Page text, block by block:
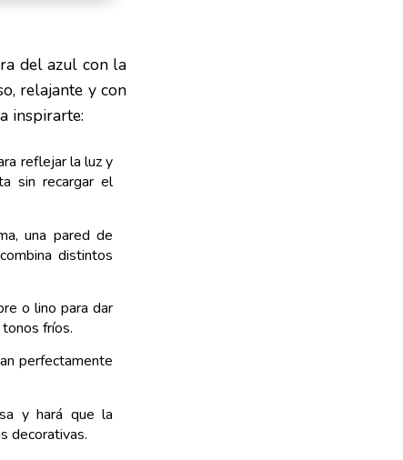
del azul con la
relajante y con
inspirarte:
reflejar la luz y
sin recargar el
una pared de
distintos
o lino para dar
fríos.
perfectamente
y hará que la
decorativas.